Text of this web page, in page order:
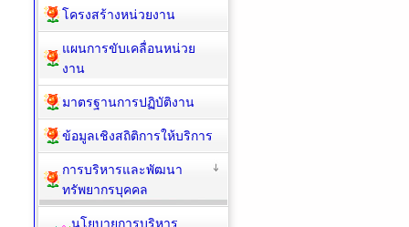
โครงสร้างหน่วยงาน
แผนการขับเคลื่อนหน่วย
งาน
มาตรฐานการปฏิบัติงาน
ข้อมูลเชิงสถิติการให้บริการ
การบริหารและพัฒนา
ทรัพยากรบุคคล
นโยบายการบริหาร